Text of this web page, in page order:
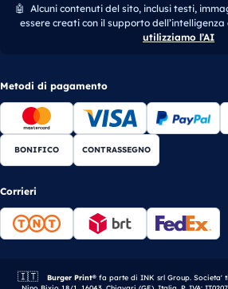
🤖 Alcuni contenuti del sito, inclusi testi,
essere creati con il supporto
utilizziamo l’AI
Metodi di pagamento
BONIFICO CONTRASSEGNO
Corrieri
🇮🇹 Azienda italiana.
Burger Print® fa parte di INK srl Group. Societa'